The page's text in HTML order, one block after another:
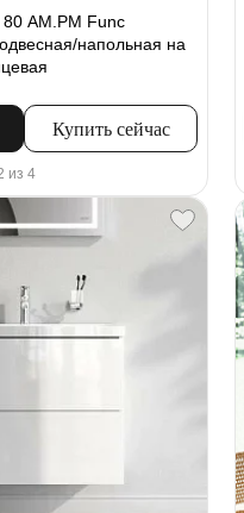
AM.PM Func
напольная на
Купить сейчас
из 4